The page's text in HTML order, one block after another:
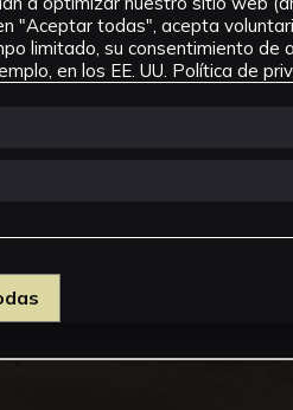
"Aceptar todas", acepta
limitado, su consentimiento de
en los EE. UU. Política de